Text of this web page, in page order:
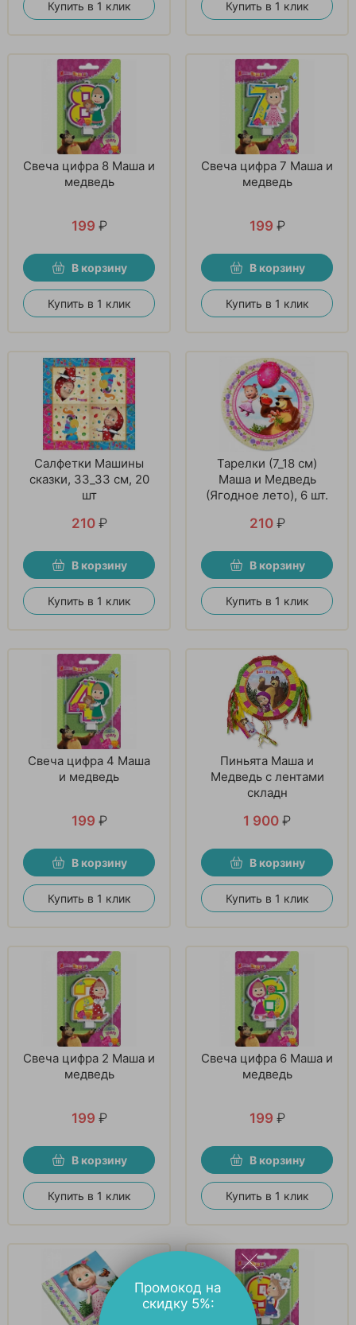
Купить в 1 клик Купить в 1 клик
Свеча цифра 8 Маша и
медведь
199 ₽
В корзину
Купить в 1 клик
Свеча цифра 7 Маша и
медведь
199 ₽
В корзину
Купить в 1 клик
Салфетки Машины
сказки, 33_33 см, 20
шт
210 ₽
В корзину
Купить в 1 клик
Тарелки (7_18 см)
Маша и Медведь
(Ягодное лето), 6 шт.
210 ₽
В корзину
Купить в 1 клик
Свеча цифра 4 Маша
и медведь
199 ₽
В корзину
Купить в 1 клик
Пиньята Маша и
Медведь с лентами
складн
1 900 ₽
В корзину
Купить в 1 клик
Свеча цифра 2 Маша и
медведь
199 ₽
В корзину
Купить в 1 клик
Свеча цифра 6 Маша и
медведь
199 ₽
В корзину
Купить в 1 клик
Промокод на
скидку 5%: